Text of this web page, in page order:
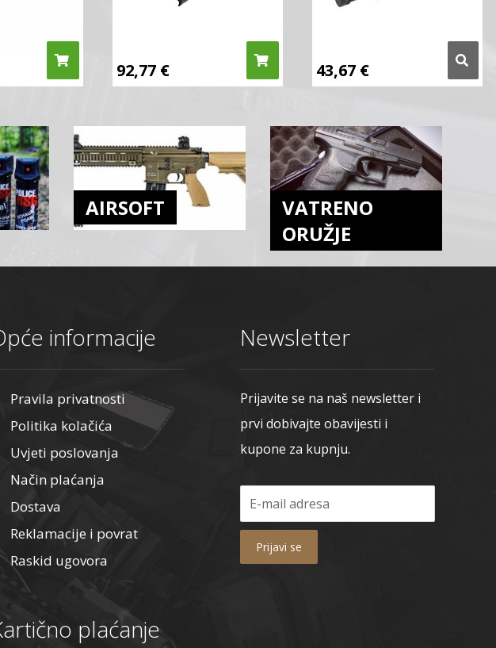
92,77 € 43,67 €
AIRSOFT
VATRENO
ORUŽJE
informacije
Pravila privatnosti
Politika kolačića
Uvjeti poslovanja
Način plaćanja
Dostava
Reklamacije i povrat
Raskid ugovora
plaćanje
Newsletter
Prijavite se na naš newsletter i
prvi dobivajte obavijesti i
kupone za kupnju.
Prijavi se